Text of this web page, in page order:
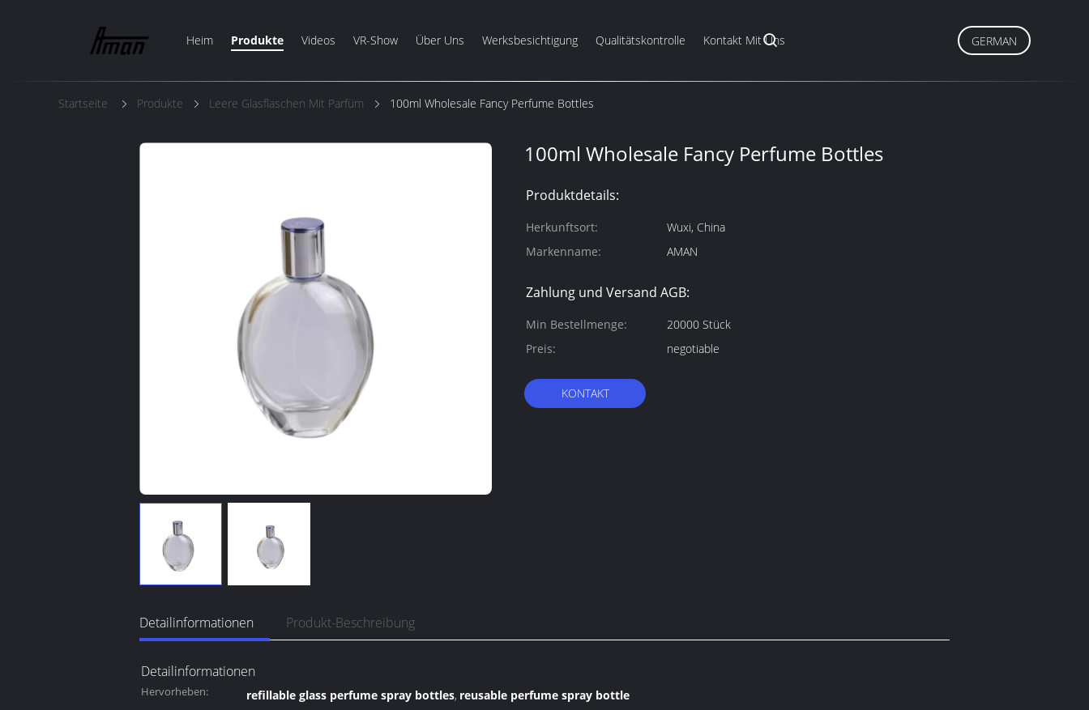
Heim Produkte Videos VR-Show Über Uns Werksbesichtigung Qualitätskontrolle Kontakt Mit Uns GERMAN
Startseite Produkte Leere Glasflaschen Mit Parfüm 100ml Wholesale Fancy Perfume Bottles
100ml Wholesale Fancy Perfume Bottles
Produktdetails:
Herkunftsort:
Wuxi, China
Markenname:
AMAN
Zahlung und Versand AGB:
Min Bestellmenge:
20000 Stück
Preis:
negotiable
KONTAKT
Detailinformationen Produkt-Beschreibung
Detailinformationen
Hervorheben: refillable glass perfume spray bottles, reusable perfume spray bottle